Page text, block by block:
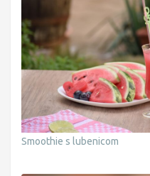
Smoothie s lubenicom